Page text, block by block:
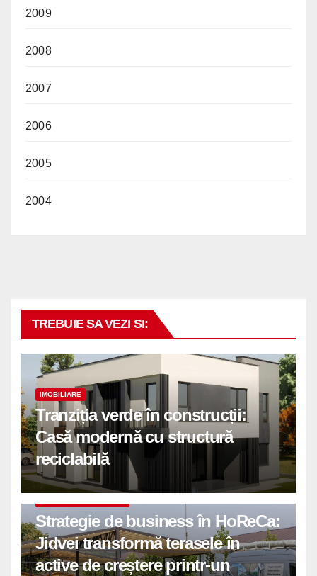
2009
2008
2007
2006
2005
2004
TREBUIE SA VEZI SI:
IMOBILIARE
Tranziția verde în construcții:
Casă modernă cu structură
reciclabilă
Strategie de business în HoReCa:
Jidvei transformă terasele în
active de creștere printr-un